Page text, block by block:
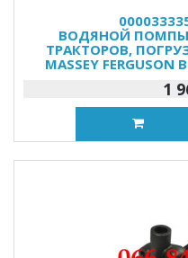
ВОДЯНОЙ ПОМПЫ
ТРАКТОРОВ,
MASSEY FERGUSON
1